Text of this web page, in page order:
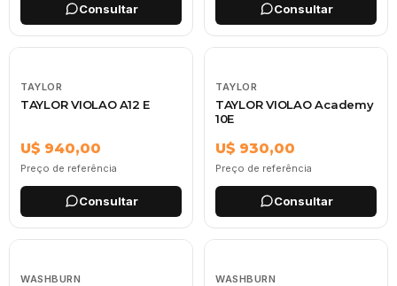
Consultar Consultar
TAYLOR
TAYLOR VIOLAO A12 E
U$ 940,00
Preço de referência
Consultar
TAYLOR
TAYLOR VIOLAO Academy
10E
U$ 930,00
Preço de referência
Consultar
WASHBURN WASHBURN